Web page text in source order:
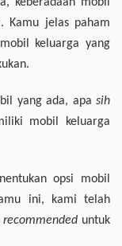
keberadaan mobil
Kamu jelas paham
keluarga yang
yang ada, apa sih
mobil keluarga
opsi mobil
ini, kami telah
recommended untuk